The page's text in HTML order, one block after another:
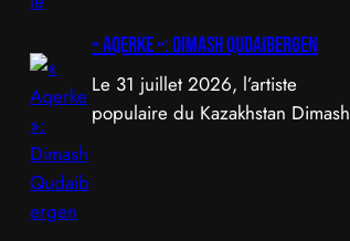
« Aqerke »: Dimash Qudaibergen
Le 31 juillet 2026, l’artiste
populaire du Kazakhstan Dimash